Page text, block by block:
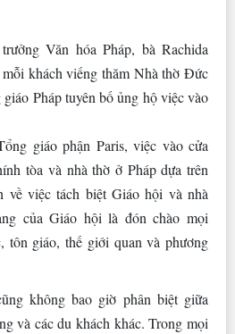
Văn hóa Pháp, bà Rachida
khách viếng thăm Nhà thờ Đức
Pháp tuyên bố ủng hộ việc vào
giáo phận Paris, việc vào cửa
tòa và nhà thờ ở Pháp dựa trên
về việc tách biệt Giáo hội và nhà
của Giáo hội là đón chào mọi
tôn giáo, thế giới quan và phương
không bao giờ phân biệt giữa
và các du khách khác. Trong mọi